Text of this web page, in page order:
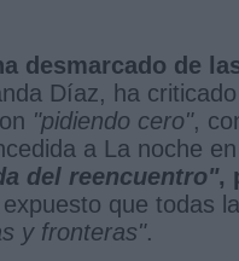
desmarcado de
Díaz, ha
"pidiendo cero",
a La noche
del reencuentro",
que todas
y fronteras".